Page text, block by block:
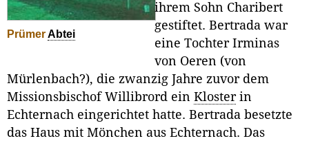
PrümerAbtei
ihrem Sohn Charibert
gestiftet. Bertrada war
eine Tochter Irminas
von Oeren (von
Mürlenbach?), die zwanzig Jahre zuvor dem
Missionsbischof Willibrord ein Klosterin
Echternach eingerichtet hatte. Bertrada besetzte
das Haus mit Mönchen aus Echternach. Das